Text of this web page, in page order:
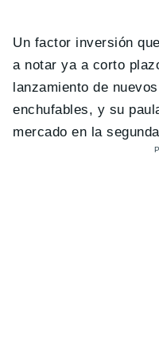
Un factor inversión
a notar ya a corto
lanzamiento de
enchufables, y su
mercado en la